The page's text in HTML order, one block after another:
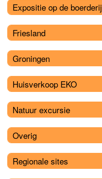
Expositie op de boerderij
Friesland
Groningen
Huisverkoop EKO
Natuur excursie
Overig
Regionale sites